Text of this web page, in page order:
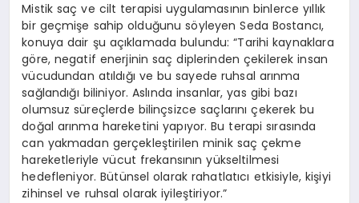
Mistik saç ve cilt terapisi uygulamasının binlerce yıllık
bir geçmişe sahip olduğunu söyleyen Seda Bostancı,
konuya dair şu açıklamada bulundu: “Tarihi kaynaklara
göre, negatif enerjinin saç diplerinden çekilerek insan
vücudundan atıldığı ve bu sayede ruhsal arınma
sağlandığı biliniyor. Aslında insanlar, yas gibi bazı
olumsuz süreçlerde bilinçsizce saçlarını çekerek bu
doğal arınma hareketini yapıyor. Bu terapi sırasında
can yakmadan gerçekleştirilen minik saç çekme
hareketleriyle vücut frekansının yükseltilmesi
hedefleniyor. Bütünsel olarak rahatlatıcı etkisiyle, kişiyi
zihinsel ve ruhsal olarak iyileştiriyor.”